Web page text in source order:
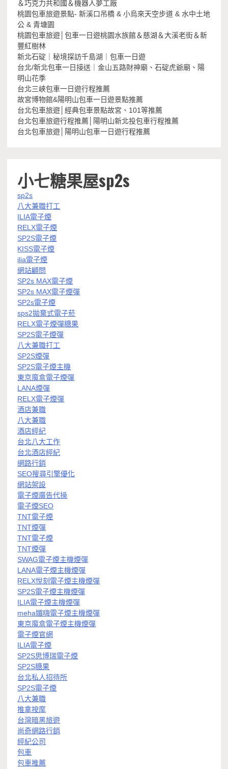
＆巧克力共和國＆機器人夢工廠
桃園包車旅遊景點- 新溪口吊橋 & 小烏來天空步道 & 水中土地
公 & 青塘園
桃園包車旅遊│包車一日遊桃園水族館＆慈湖＆大溪老街＆新
豐紅樹林
新北石碇｜秘境探訪千島湖｜包車一日遊
台北/新北包車一日接送｜金山五路財神廟、石碇虎爺廟、陽
明山花季
台北三峽包車一日遊行程推薦
故宮博物館&陽明山包車一日遊景點推薦
台北包車旅遊│經典包車景點故宮、101等推薦
台北包車旅遊行程推薦│陽明山新北投包車行程推薦
台北包車旅遊│陽明山包車一日遊行程推薦
小七糖果屋sp2s
sp2s
八大兼職打工
ILIA電子煙
RELX電子煙
SP2S電子煙
KISS電子煙
ilia電子煙
網站顧問
SP2s MAX電子煙
SP2s MAX電子煙彈
SP2s電子煙
sps2拋棄式電子菸
RELX電子煙彈糖果
SP2S電子煙彈
八大兼職打工
SP2S煙彈
SP2S電子煙主機
東京魔盒電子煙彈
LANA煙彈
RELX電子煙彈
酒店兼職
八大兼職
酒店經紀
台北八大工作
台北酒店經紀
網路行銷
SEO搜尋引擎優化
網站架設
電子煙廣告代操
電子煙SEO
TNT電子煙
TNT煙彈
TNT電子煙
TNT煙彈
SWAG電子煙主機煙彈
LANA電子煙主機煙彈
RELX悅刻電子煙主機煙彈
SP2S電子煙主機煙彈
ILIA電子煙主機煙彈
meha媚嗨電子煙主機煙彈
東京魔盒電子煙主機煙彈
電子煙官網
ILIA電子煙
SP2S思博瑞電子煙
SP2S糖果
台北私人招待所
SP2S電子煙
八大兼職
推拿按摩
台灣暗黑旅遊
尚奇網路行銷
經紀公司
包車
包車推薦